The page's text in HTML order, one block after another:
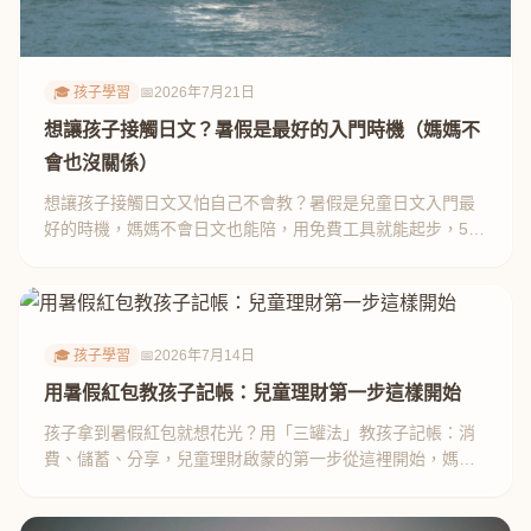
🎓 孩子學習 📅2026年7月21日
想讓孩子接觸日文？暑假是最好的入門時機（媽媽不
會也沒關係）
想讓孩子接觸日文又怕自己不會教？暑假是兒童日文入門最
好的時機，媽媽不會日文也能陪，用免費工具就能起步，5
🎓 孩子學習 📅2026年7月14日
用暑假紅包教孩子記帳：兒童理財第一步這樣開始
孩子拿到暑假紅包就想花光？用「三罐法」教孩子記帳：消
費、儲蓄、分享，兒童理財啟蒙的第一步從這裡開始，媽媽